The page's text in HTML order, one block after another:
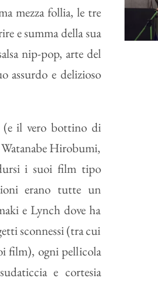
mezza follia, le tre
e summa della sua
nip-pop, arte del
assurdo e delizioso
(e il vero bottino di
Hirobumi,
i suoi film tipo
erano tutte un
e Lynch dove ha
sconnessi (tra cui
film), ogni pellicola
e cortesia